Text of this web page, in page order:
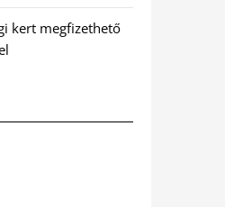
kert megfizethető